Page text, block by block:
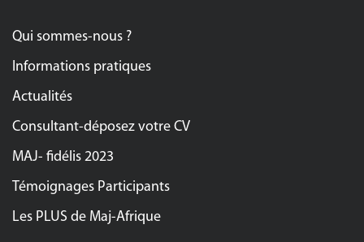
Qui sommes-nous ?
Informations pratiques
Actualités
Consultant-déposez votre CV
MAJ- fidélis 2023
Témoignages Participants
Les PLUS de Maj-Afrique